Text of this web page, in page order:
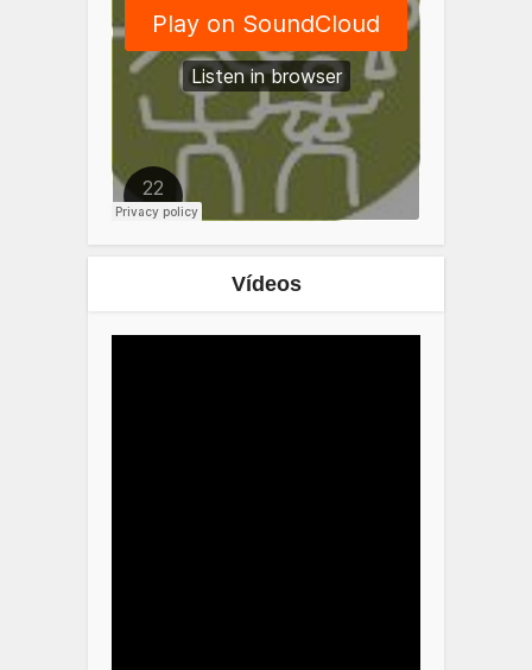
Vídeos